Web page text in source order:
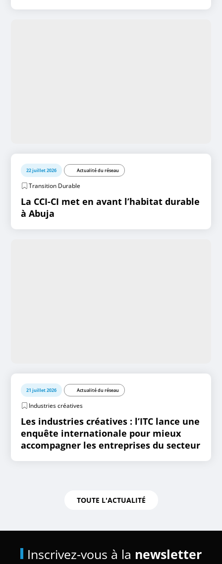
22 juillet 2026 Actualité du réseau
Transition Durable
La CCI-CI met en avant l’habitat durable
à Abuja
21 juillet 2026 Actualité du réseau
Industries créatives
Les industries créatives : l’ITC lance une
enquête internationale pour mieux
accompagner les entreprises du secteur
TOUTE L'ACTUALITÉ
Inscrivez-vous à la newsletter